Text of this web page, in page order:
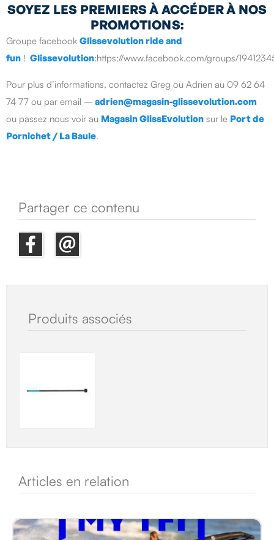
SOYEZ LES PREMIERS À ACCÉDER À NOS
PROMOTIONS:
Groupe facebook Glissevolution ride and
fun ! Glissevolution:https://www.facebook.com/groups/
Pour plus d’informations, contactez Greg ou Adrien au 09 62 64
74 77 ou par email – adrien@magasin-glissevolution.com
ou passez nous voir au Magasin GlissEvolution sur le Port de
Pornichet / La Baule.
Partager ce contenu
Produits associés
Articles en relation